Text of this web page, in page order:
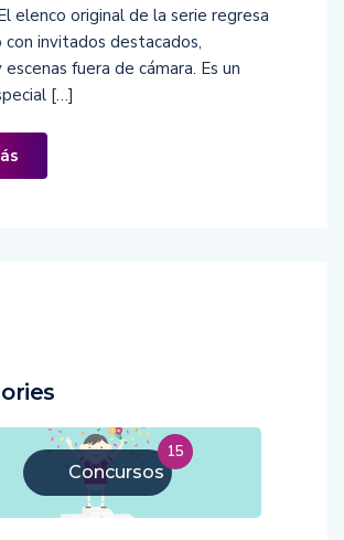
elenco original de la serie regresa
invitados destacados,
fuera de cámara. Es un
[…]
Concursos
15